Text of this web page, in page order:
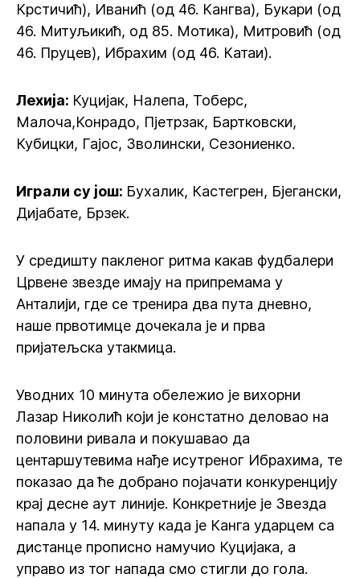
Крстичић), Иванић (од 46. Кангва), Букари (од
46. Митуљикић, од 85. Мотика), Митровић (од
46. Пруцев), Ибрахим (од 46. Катаи).
Лехија: Куцијак, Налепа, Тоберс,
Малоча,Конрадо, Пјетрзак, Бартковски,
Кубицки, Гајос, Зволински, Сезониенко.
Играли су још: Бухалик, Кастегрен, Бјегански,
Дијабате, Брзек.
У средишту пакленог ритма какав фудбалери
Црвене звезде имају на припремама у
Анталији, где се тренира два пута дневно,
наше првотимце дочекала је и прва
пријатељска утакмица.
Уводних 10 минута обележио је вихорни
Лазар Николић који је констатно деловао на
половини ривала и покушавао да
центаршутевима нађе исутреног Ибрахима, те
показао да ће добрано појачати конкуренцију
крај десне аут линије. Конкретније је Звезда
напала у 14. минуту када је Канга ударцем са
дистанце прописно намучио Куцијака, а
управо из тог напада смо стигли до гола.